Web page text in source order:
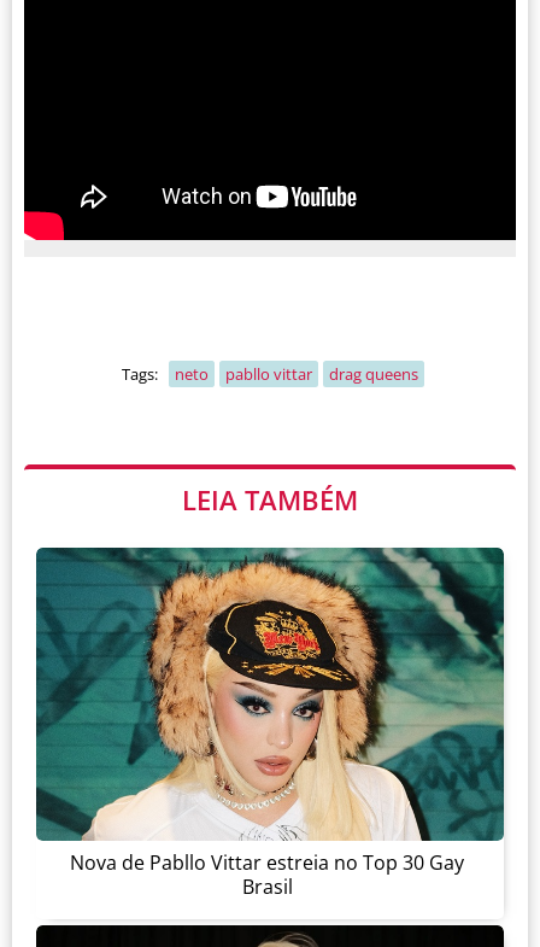
Tags: neto pabllo vittar drag queens
LEIA TAMBÉM
Nova de Pabllo Vittar estreia no Top 30 Gay
Brasil